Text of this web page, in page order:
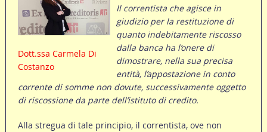
Dott.ssa Carmela Di
Costanzo
Il correntista che agisce in
giudizio per la restituzione di
quanto indebitamente riscosso
dalla banca ha l’onere di
dimostrare, nella sua precisa
entità, l’appostazione in conto
corrente di somme non dovute, successivamente oggetto
di riscossione da parte dell’istituto di credito.
Alla stregua di tale principio, il correntista, ove non